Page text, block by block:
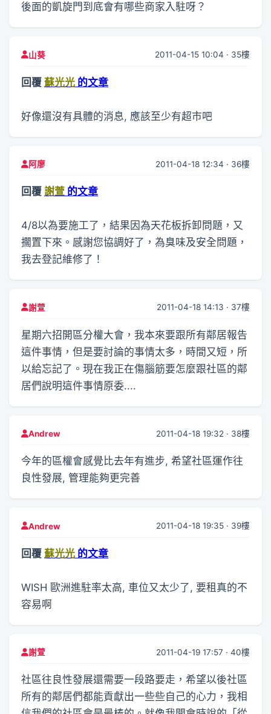
後面的凱旋門到底會有哪些商家入駐呀？
山葵 2011-04-15 10:04 · 35樓
回覆 蘇光光 的文章
好像還沒有具體的消息, 應該至少有超市吧
阿廖 2011-04-18 12:34 · 36樓
回覆 謝萱 的文章
4/8以為要施工了，結果因為天花板拆卸問題，又
擱置下來。感謝您協調好了，為臭味及安全問題，
我去登記維修了！
謝萱 2011-04-18 14:13 · 37樓
星期六招開區分權大會，我本來要跟所有鄰居報告
這件事情，但是要討論的事情太多，時間又短，所
以給忘記了。現在我正在傷腦筋要怎麼跟社區的鄰
居們說明這件事情原委....
Andrew 2011-04-18 19:32 · 38樓
今年的區權會感覺比去年有進步, 希望社區運作往
良性發展, 管理能夠更完善
Andrew 2011-04-18 19:35 · 39樓
回覆 蘇光光 的文章
WISH 歐洲進駐率太高, 車位又太少了, 要租真的不
容易啊
謝萱 2011-04-19 17:57 · 40樓
社區往良性發展還需要一段路要走，希望以後社區
所有的鄰居們都能貢獻出一些些自己的心力，我相